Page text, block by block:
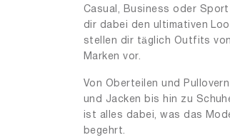
Casual, Business oder
dir dabei den ultimativen
stellen dir täglich Outfits
Marken vor.
Von Oberteilen und
und Jacken bis hin zu
ist alles dabei, was das
begehrt.